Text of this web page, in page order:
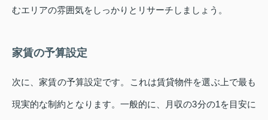
むエリアの雰囲気をしっかりとリサーチしましょう。
家賃の予算設定
次に、家賃の予算設定です。これは賃貸物件を選ぶ上で最も
現実的な制約となります。一般的に、月収の3分の1を目安に